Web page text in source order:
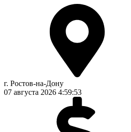
г. Ростов-на-Дону
07 августа 2026 4:59:53